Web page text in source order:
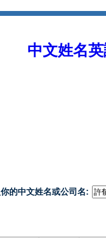
中文姓名
的中文姓名或公司名: